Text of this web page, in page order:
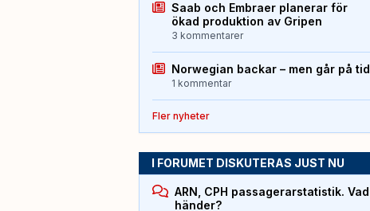
Saab och Embraer planerar för
ökad produktion av Gripen
3 kommentarer
Norwegian backar – men går på tid
1 kommentar
Fler nyheter
I FORUMET DISKUTERAS JUST NU
ARN, CPH passagerarstatistik. Vad
händer?